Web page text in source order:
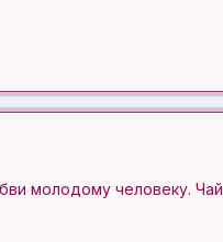
молодому человеку.